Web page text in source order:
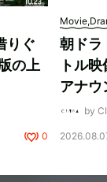
りぐ
の上
0
朝ドラ
トル
アナウ
by